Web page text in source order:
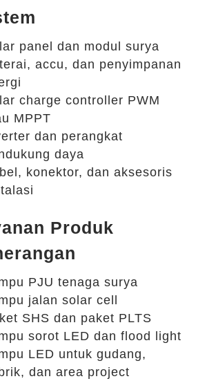
panel dan modul surya
accu, dan penyimpanan
charge controller PWM
MPPT
dan perangkat
daya
konektor, dan aksesoris
Produk
PJU tenaga surya
jalan solar cell
SHS dan paket PLTS
sorot LED dan flood light
LED untuk gudang,
dan area project